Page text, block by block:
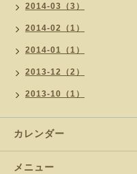
2014-03（3）
2014-02（1）
2014-01（1）
2013-12（2）
2013-10（1）
カレンダー
メニュー